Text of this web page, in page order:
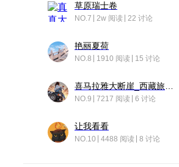
草原瑞士卷
NO.7 2w 阅读 22 讨论
艳丽夏荷
NO.8 1910 阅读 15 讨论
NO.9 7217 阅读 6 讨论
让我看看
NO.10 4488 阅读 8 讨论